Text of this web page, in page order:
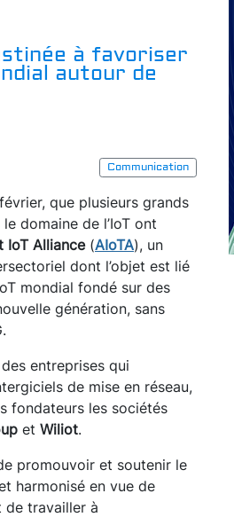
à favoriser
autour de
Communication
que plusieurs grands
domaine de l’IoT ont
IoT Alliance(AIoTA), un
dont l’objet est lié
mondial fondé sur des
génération, sans
entreprises qui
de mise en réseau,
fondateurs les sociétés
et Wiliot.
promouvoir et soutenir le
harmonisé en vue de
de travailler à